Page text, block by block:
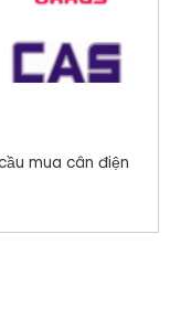
mua cân điện